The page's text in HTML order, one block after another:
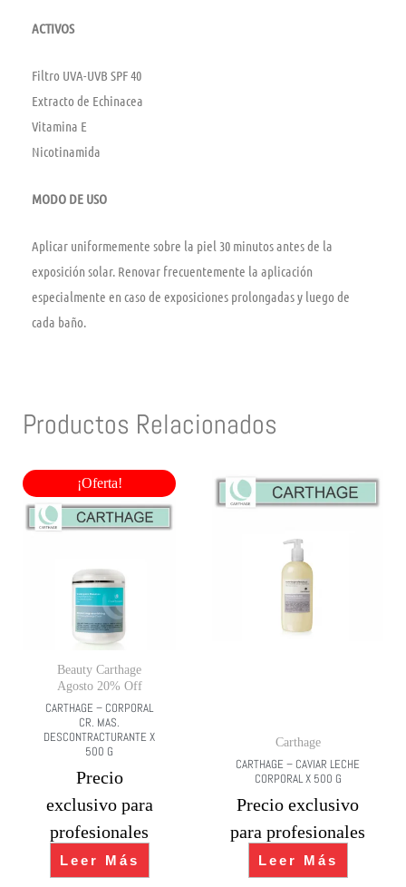
ACTIVOS
Filtro UVA-UVB SPF 40
Extracto de Echinacea
Vitamina E
Nicotinamida
MODO DE USO
Aplicar uniformemente sobre la piel 30 minutos antes de la
exposición solar. Renovar frecuentemente la aplicación
especialmente en caso de exposiciones prolongadas y luego de
cada baño.
Productos Relacionados
¡Oferta!
Beauty Carthage
Agosto 20% Off
CARTHAGE – CORPORAL
CR. MAS.
DESCONTRACTURANTE X
500 G
Precio
exclusivo para
profesionales
Leer Más
Carthage
CARTHAGE – CAVIAR LECHE
CORPORAL X 500 G
Precio exclusivo
para profesionales
Leer Más